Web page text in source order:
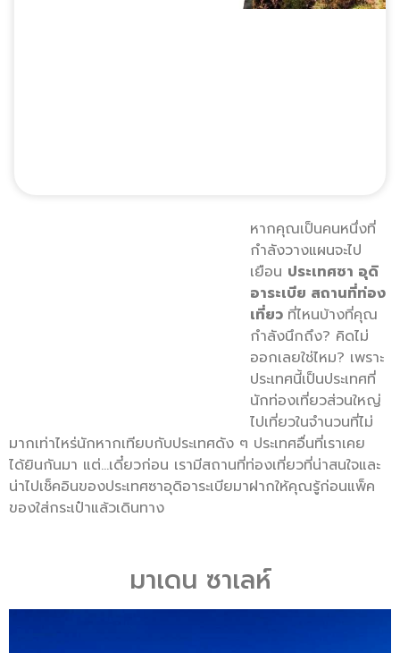
หากคุณเป็นคนหนึ่งที่
กำลังวางแผนจะไป
เยือน ประเทศซา อุดิ
อาระเบีย สถานที่ท่อง
เที่ยว ที่ไหนบ้างที่คุณ
กำลังนึกถึง? คิดไม่
ออกเลยใช่ไหม? เพราะ
ประเทศนี้เป็นประเทศที่
นักท่องเที่ยวส่วนใหญ่
ไปเที่ยวในจำนวนที่ไม่
มากเท่าไหร่นักหากเทียบกับประเทศดัง ๆ ประเทศอื่นที่เราเคย
ได้ยินกันมา แต่…เดี๋ยวก่อน เรามีสถานที่ท่องเที่ยวที่น่าสนใจและ
น่าไปเช็คอินของประเทศซาอุดิอาระเบียมาฝากให้คุณรู้ก่อนแพ็ค
ของใส่กระเป๋าแล้วเดินทาง
มาเดน ซาเลห์